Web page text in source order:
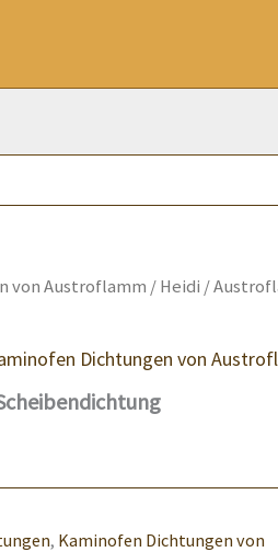
von Austroflamm /Heidi /
Dichtungen von
, Kaminofen Dichtungen von